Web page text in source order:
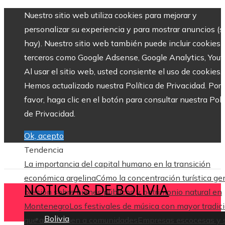
Nuestro sitio web utiliza cookies para mejorar y
personalizar su experiencia y para mostrar anuncios
hay). Nuestro sitio web también puede incluir cookies
terceros como Google Adsense, Google Analytics,
Al usar el sitio web, usted consiente el uso de cookies.
Hemos actualizado nuestra Política de Privacidad. Por
favor, haga clic en el botón para consultar nuestra
de Privacidad.
Ok, acepto
Tendencia
La importancia del capital humano en la transición
económica argelinaCómo la concentración turística
presión sobre bienes públicos y patrimonio natural en
MontenegroLos festivales de música con mayor
que aún reúnen a comunidades
Empresas escocesas y
NOTICIAS DE BOLIVIA
Bolivia